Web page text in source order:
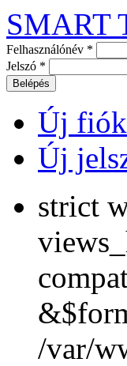
SMART
Felhasználónév *
Jelszó *
Új fiók
Új
strict
/var/